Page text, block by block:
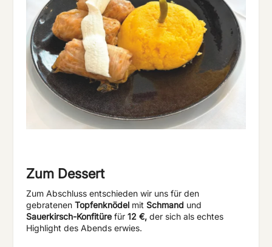
Zum Dessert
Zum Abschluss entschieden wir uns für den
gebratenen Topfenknödel mit Schmand und
Sauerkirsch-Konfitüre für 12 €, der sich als echtes
Highlight des Abends erwies.